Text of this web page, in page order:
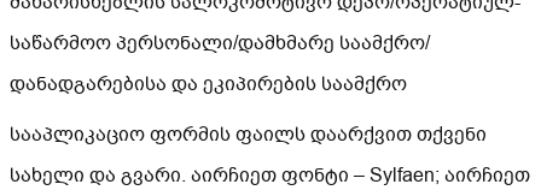
საწარმოო პერსონალი/დამხმარე საამქრო/
დანადგარებისა და ეკიპირების საამქრო
სააპლიკაციო ფორმის ფაილს დაარქვით თქვენი
სახელი და გვარი. აირჩიეთ ფონტი – Sylfaen; აირჩიეთ